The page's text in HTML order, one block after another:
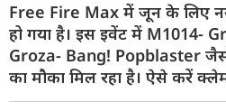
न्यूज़
रिव्यू
मोबाइल फोन्स
Free Fire Max में जून के लिए
हो गया है। इस इवेंट में M1014-
Groza- Bang! Popblaster
का मौका मिल रहा है। ऐसे करें